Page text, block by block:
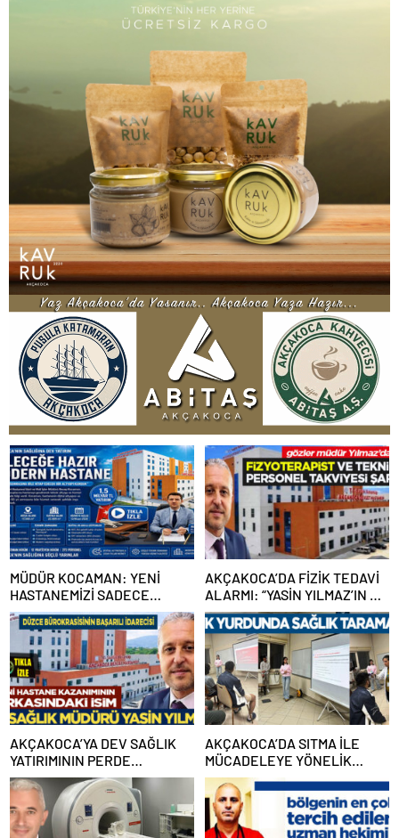
MÜDÜR KOCAMAN: YENİ
HASTANEMİZİ SADECE
BUGÜNÜ DEĞİL GELECEĞİ
DÜŞÜNEREK DONATTIK
AKÇAKOCA’DA FİZİK TEDAVİ
ALARMI: “YASİN YILMAZ’IN BU
SESE KULAK VERECEĞİNE
İNANIYORUZ”
AKÇAKOCA’YA DEV SAĞLIK
YATIRIMININ PERDE
ARKASINDA YASİN YILMAZ
İMZASI…
AKÇAKOCA’DA SITMA İLE
MÜCADELEYE YÖNELİK
EĞİTİM